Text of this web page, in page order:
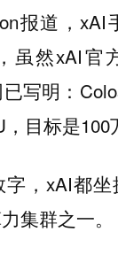
报道，
虽然xAI官
写明：
目标是100
字，xAI都
集群之一。